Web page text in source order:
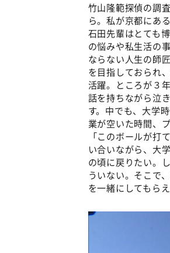
竹山隆範探偵の調
ら。私が京都にあ
石田先輩はとても
の悩みや私生活の
ならない人生の師
を目指しておられ
活躍。ところが３
話を持ちながら泣
す。中でも、大学
業が空いた時間、
「このボールが
い合いながら、大
の頃に戻りたい。
ういない。そこで
を一緒にしてもら